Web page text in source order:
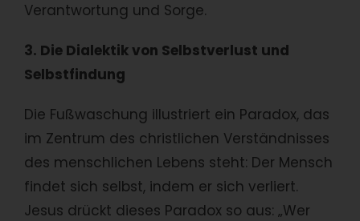
Verantwortung und Sorge.
3. Die Dialektik von Selbstverlust und
Selbstfindung
Die Fußwaschung illustriert ein Paradox, das
im Zentrum des christlichen Verständnisses
des menschlichen Lebens steht: Der Mensch
findet sich selbst, indem er sich verliert.
Jesus drückt dieses Paradox so aus: „Wer